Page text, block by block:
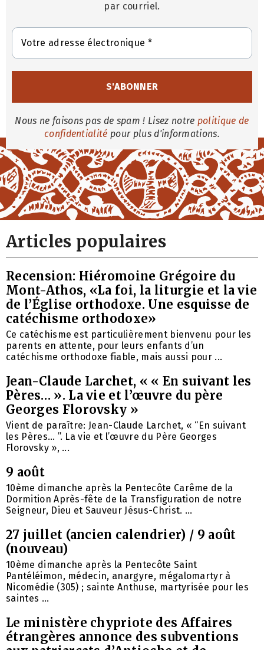
par courriel.
Nous ne faisons pas de spam ! Lisez notre politique de
confidentialité pour plus d'informations.
Articles populaires
Recension: Hiéromoine Grégoire du
Mont-Athos, «La foi, la liturgie et la vie
de l’Église orthodoxe. Une esquisse de
catéchisme orthodoxe»
Ce catéchisme est particulièrement bienvenu pour les
parents en attente, pour leurs enfants d’un
catéchisme orthodoxe fiable, mais aussi pour ...
Jean-Claude Larchet, « « En suivant les
Pères… ». La vie et l’œuvre du père
Georges Florovsky »
Vient de paraître: Jean-Claude Larchet, « “En suivant
les Pères… ”. La vie et l’œuvre du Père Georges
Florovsky », ...
9 août
10ème dimanche après la Pentecôte Carême de la
Dormition Après-fête de la Transfiguration de notre
Seigneur, Dieu et Sauveur Jésus-Christ. ...
27 juillet (ancien calendrier) / 9 août
(nouveau)
10ème dimanche après la Pentecôte Saint
Pantéléimon, médecin, anargyre, mégalomartyr à
Nicomédie (305) ; sainte Anthuse, martyrisée pour les
saintes ...
Le ministère chypriote des Affaires
étrangères annonce des subventions